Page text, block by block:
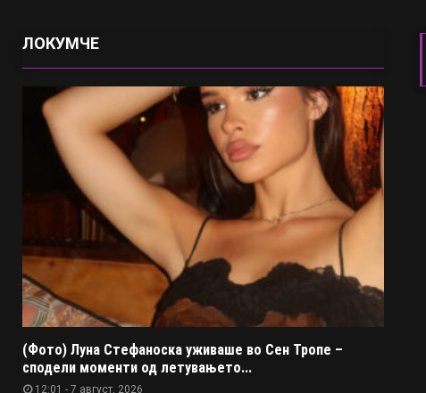
ЛОКУМЧЕ
(Фото) Луна Стефаноска уживаше во Сен Тропе –
сподели моменти од летувањето...
12:01 - 7 август, 2026